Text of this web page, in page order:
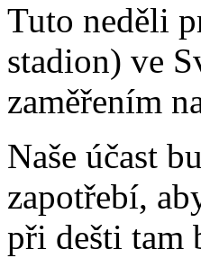
Tuto neděli
stadion) ve
zaměřením
Naše účast
zapotřebí,
při dešti tam